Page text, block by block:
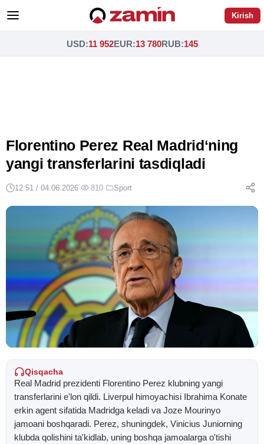
Kirish
USD:11 952EUR:13 780RUB:145
Florentino Perez Real Madridʻning
yangi transferlarini tasdiqladi
12:51 / 04.06.2026· 810· Sport
Qisqacha
Real Madrid prezidenti Florentino Perez klubning yangi
transferlarini e'lon qildi. Liverpul himoyachisi Ibrahima Konate
erkin agent sifatida Madridga keladi va Joze Mourinyo
jamoani boshqaradi. Perez, shuningdek, Vinicius Juniorning
klubda qolishini ta'kidlab, uning boshqa jamoalarga o'tishi